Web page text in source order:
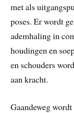
met als
poses. Er wordt
ademhaling in
houdingen en
en schouders
aan kracht.
Gaandeweg